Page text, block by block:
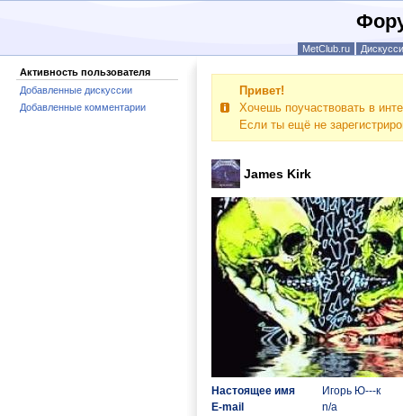
MetClub.ru
Активность пользователя
Добавленные дискуссии
Добавленные комментарии
Привет!
Хочешь поучаствовать в
Если ты ещё не
James Kirk
Настоящее имя
Игорь Ю---к
E-mail
n/a